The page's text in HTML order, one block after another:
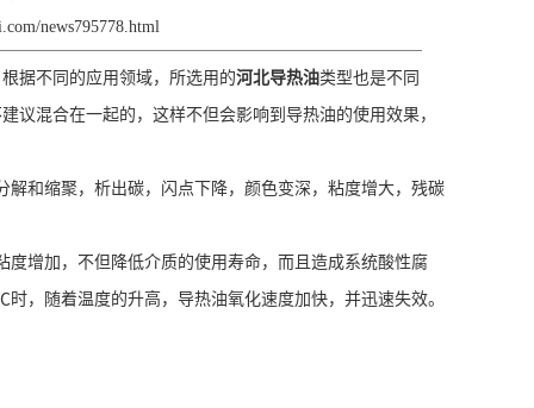
news795778.html
据不同的应用领域，所选用的河北导热油类型也是不同
议混合在一起的，这样不但会影响到导热油的使用效果，
和缩聚，析出碳，闪点下降，颜色变深，粘度增大，残碳
增加，不但降低介质的使用寿命，而且造成系统酸性腐
，随着温度的升高，导热油氧化速度加快，并迅速失效。